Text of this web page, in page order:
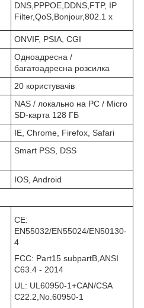
DNS,PPPOE,DDNS,FTP, IP
Filter,QoS,Bonjour,802.1 x
ONVIF, PSIA, CGI
Одноадресна /
багатоадресна розсилка
20 користувачів
NAS / локально на PC / Micro
SD-карта 128 ГБ
IE, Chrome, Firefox, Safari
Smart PSS, DSS
IOS, Android
CE:
EN55032/EN55024/EN50130-
4
FCC: Part15 subpartB,ANSI
C63.4 - 2014
UL: UL60950-1+CAN/CSA
C22.2,No.60950-1